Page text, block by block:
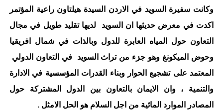
وكانت سفيرة السويد في الاردن السيدة هيلتاون راعية المؤتمر
اكدت في معرض حديثها ان السويد لديها تقليد طويل في مجال
التعاون حول المياه العابرة للدول وبالذات في شمال افريقيا
وحوض الميكونغ وهو جزء من تراث السويد في التعاون الدولي
المعتمد على تشجيع الحوار وبناء القدرات المؤسسية في الادارة
والتنمية ، وان الايمان بالتعاون بين الدول المشتركة حول
المصادر الموارد المائية من اجل السلام هو الحل الامثل .